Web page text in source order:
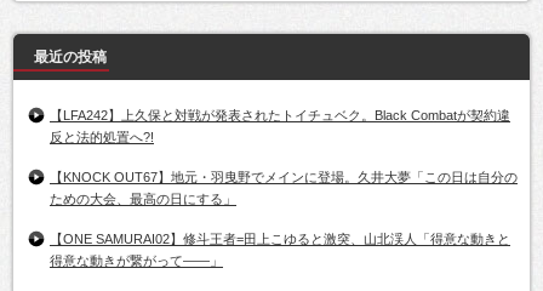
最近の投稿
【LFA242】上久保と対戦が発表されたトイチュベク。Black Combatが契約違
反と法的処置へ?!
【KNOCK OUT67】地元・羽曳野でメインに登場。久井大夢「この日は自分の
ための大会、最高の日にする」
【ONE SAMURAI02】修斗王者=田上こゆると激突、山北渓人「得意な動きと
得意な動きが繋がって――」